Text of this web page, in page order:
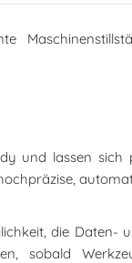
und lassen sich
die Daten-
sobald